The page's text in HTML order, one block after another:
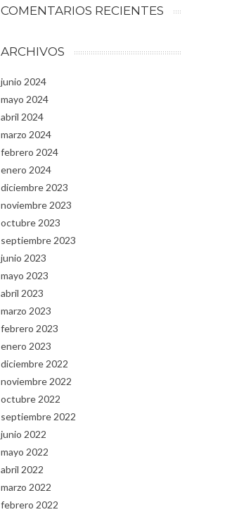
COMENTARIOS RECIENTES
ARCHIVOS
junio 2024
mayo 2024
abril 2024
marzo 2024
febrero 2024
enero 2024
diciembre 2023
noviembre 2023
octubre 2023
septiembre 2023
junio 2023
mayo 2023
abril 2023
marzo 2023
febrero 2023
enero 2023
diciembre 2022
noviembre 2022
octubre 2022
septiembre 2022
junio 2022
mayo 2022
abril 2022
marzo 2022
febrero 2022